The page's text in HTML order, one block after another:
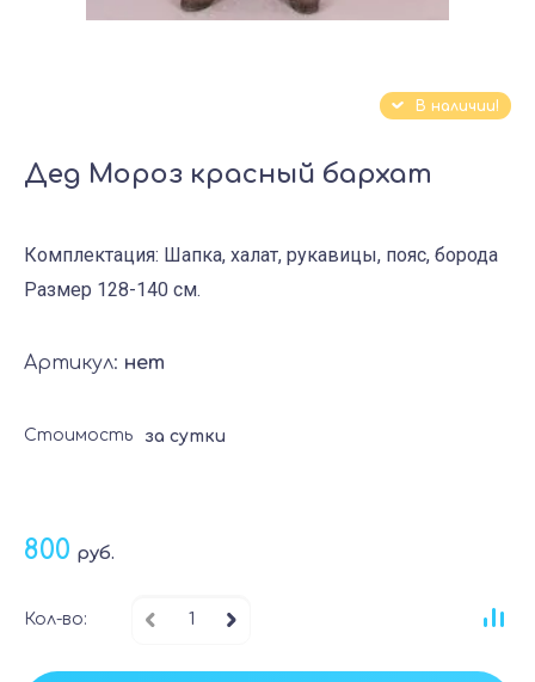
В наличии!
Дед Мороз красный бархат
Комплектация: Шапка, халат, рукавицы, пояс, борода
Размер 128-140 см.
Артикул: нет
Стоимость за сутки
800 руб.
Кол-во: